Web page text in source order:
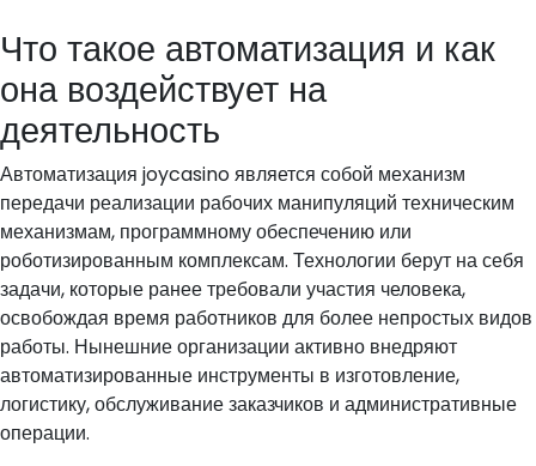
Registrations
Что такое автоматизация и как
она воздействует на
деятельность
Автоматизация joycasino является собой механизм
передачи реализации рабочих манипуляций техническим
механизмам, программному обеспечению или
роботизированным комплексам. Технологии берут на себя
задачи, которые ранее требовали участия человека,
освобождая время работников для более непростых видов
работы. Нынешние организации активно внедряют
автоматизированные инструменты в изготовление,
логистику, обслуживание заказчиков и административные
операции.